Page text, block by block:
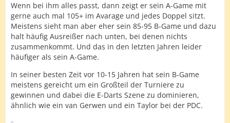
Wenn bei ihm alles passt, dann zeigt er sein A-Game mit
gerne auch mal 105+ im Avarage und jedes Doppel sitzt.
Meistens sieht man aber eher sein 85-95 B-Game und dazu
halt häufig Ausreißer nach unten, bei denen nichts
zusammenkommt. Und das in den letzten Jahren leider
häufiger als sein A-Game.
In seiner besten Zeit vor 10-15 Jahren hat sein B-Game
meistens gereicht um ein Großteil der Turniere zu
gewinnen und dabei die E-Darts Szene zu dominieren,
ähnlich wie ein van Gerwen und ein Taylor bei der PDC.